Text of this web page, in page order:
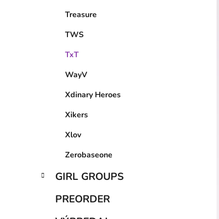
Treasure
TWS
TxT
WayV
Xdinary Heroes
Xikers
Xlov
Zerobaseone
GIRL GROUPS
PREORDER